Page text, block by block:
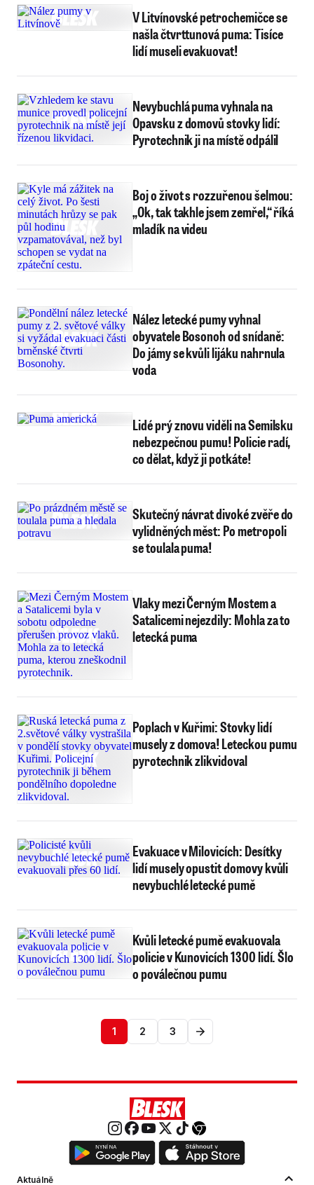
V Litvínovské petrochemičce se
našla čtvrttunová puma: Tisíce
lidí museli evakuovat!
Nevybuchlá puma vyhnala na
Opavsku z domovů stovky lidí:
Pyrotechnik ji na místě odpálil
Boj o život s rozzuřenou šelmou:
„Ok, tak takhle jsem zemřel,“ říká
mladík na videu
Nález letecké pumy vyhnal
obyvatele Bosonoh od snídaně:
Do jámy se kvůli lijáku nahrnula
voda
Lidé prý znovu viděli na Semilsku
nebezpečnou pumu! Policie radí,
co dělat, když ji potkáte!
Skutečný návrat divoké zvěře do
vylidněných měst: Po metropoli
se toulala puma!
Vlaky mezi Černým Mostem a
Satalicemi nejezdily: Mohla za to
letecká puma
Poplach v Kuřimi: Stovky lidí
musely z domova! Leteckou pumu
pyrotechnik zlikvidoval
Evakuace v Milovicích: Desítky
lidí musely opustit domovy kvůli
nevybuchlé letecké pumě
Kvůli letecké pumě evakuovala
policie v Kunovicích 1300 lidí. Šlo
o poválečnou pumu
1 2 3
Aktuálně